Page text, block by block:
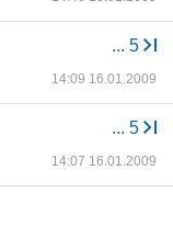
... 5
14:09 16.01.2009
... 5
14:07 16.01.2009